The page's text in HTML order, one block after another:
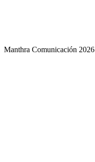
Manthra Comunicación 2026